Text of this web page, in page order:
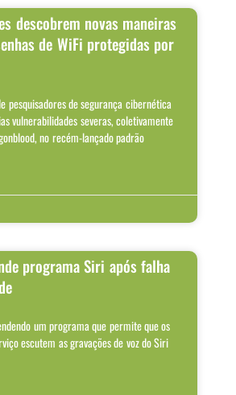
descobrem novas maneiras
de WiFi protegidas por
pesquisadores de segurança cibernética
vulnerabilidades severas, coletivamente
no recém-lançado padrão
programa Siri após falha
um programa que permite que os
escutem as gravações de voz do Siri